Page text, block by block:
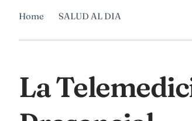
Home SALUD AL DIA
La